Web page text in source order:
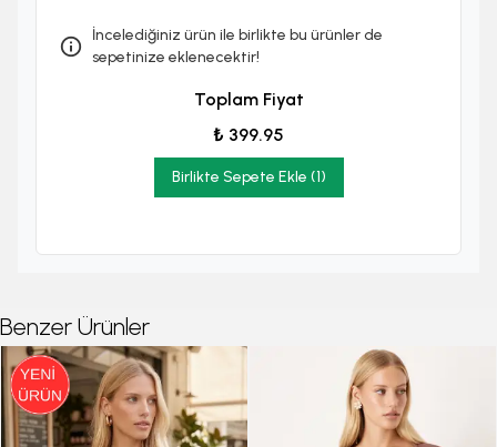
İncelediğiniz ürün ile birlikte bu ürünler de
sepetinize eklenecektir!
Toplam Fiyat
₺ 399.95
Birlikte Sepete Ekle (1)
Benzer Ürünler